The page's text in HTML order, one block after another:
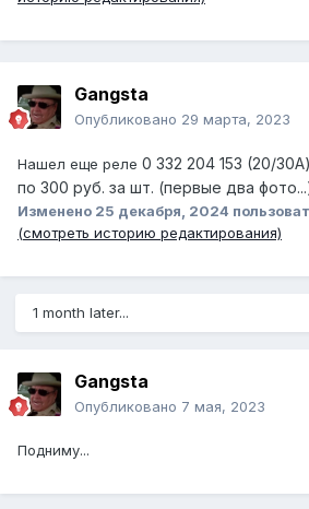
Gangsta
Опубликовано 29 марта, 2023
Нашел еще реле 0 332 204 153 (20/
по 300 руб. за шт. (первые два
Изменено 25 декабря, 2024
(смотреть историю редактирования)
1 month later...
Gangsta
Опубликовано 7 мая, 2023
Подниму...